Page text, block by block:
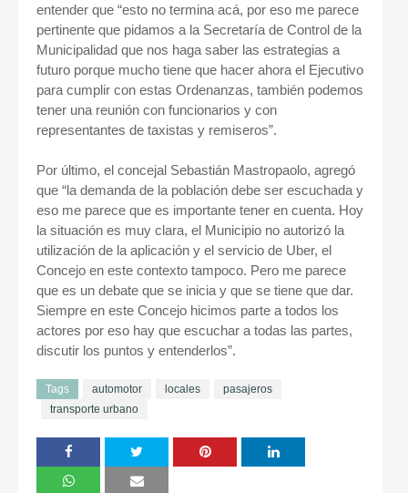
entender que “esto no termina acá, por eso me parece
pertinente que pidamos a la Secretaría de Control de la
Municipalidad que nos haga saber las estrategias a
futuro porque mucho tiene que hacer ahora el Ejecutivo
para cumplir con estas Ordenanzas, también podemos
tener una reunión con funcionarios y con
representantes de taxistas y remiseros”.
Por último, el concejal Sebastián Mastropaolo, agregó
que “la demanda de la población debe ser escuchada y
eso me parece que es importante tener en cuenta. Hoy
la situación es muy clara, el Municipio no autorizó la
utilización de la aplicación y el servicio de Uber, el
Concejo en este contexto tampoco. Pero me parece
que es un debate que se inicia y que se tiene que dar.
Siempre en este Concejo hicimos parte a todos los
actores por eso hay que escuchar a todas las partes,
discutir los puntos y entenderlos”.
Tags automotor locales
pasajeros
transporte urbano